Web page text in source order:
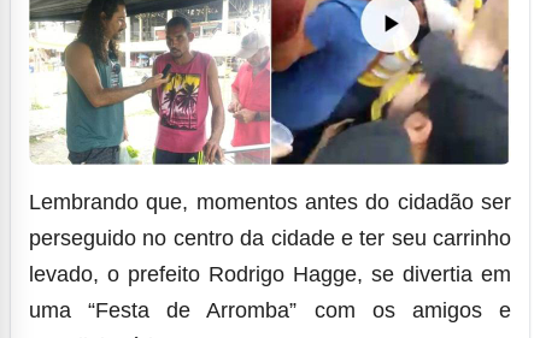
Lembrando que, momentos antes do cidadão ser
perseguido no centro da cidade e ter seu carrinho
levado, o prefeito Rodrigo Hagge, se divertia em
uma “Festa de Arromba” com os amigos e